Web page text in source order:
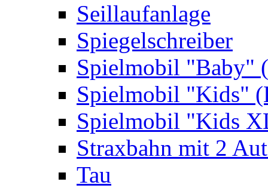
Seillaufanlage
Spiegelschreiber
Spielmobil "Baby"
Spielmobil "Kids"
Spielmobil "Kids
Straxbahn mit 2
Tau